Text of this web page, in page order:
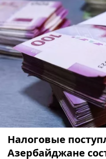
Налоговые
Азербайджане